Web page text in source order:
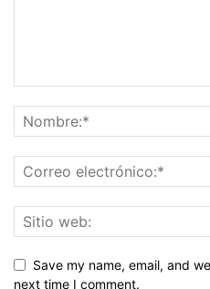
Save my name, email, and
next time I comment.